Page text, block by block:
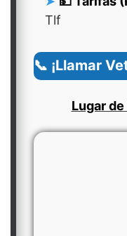
Tlf
📞 ¡Llamar
Lugar